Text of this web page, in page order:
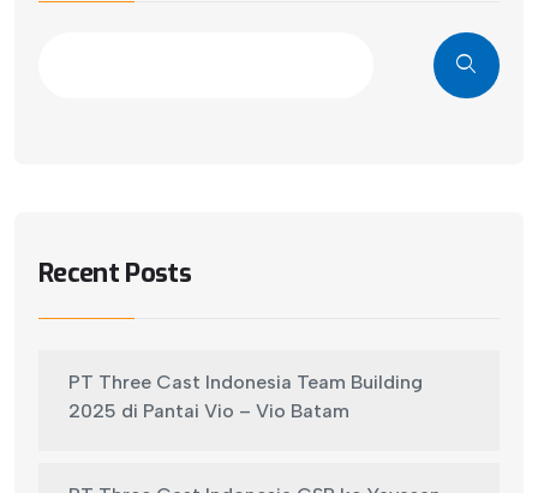
Recent Posts
PT Three Cast Indonesia Team Building
2025 di Pantai Vio – Vio Batam